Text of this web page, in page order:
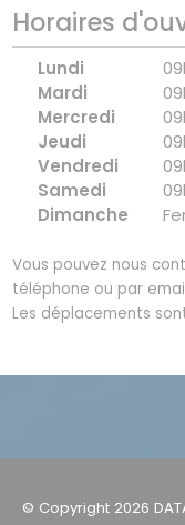
Horaires
Lundi
Mardi
Mercredi
Jeudi
Vendredi
Samedi
Dimanche
Vous pouvez nous
téléphone ou par
Les déplacements
© Copyright 2026